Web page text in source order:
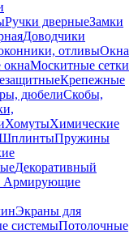
Ручки дверныеЗамки
Доводчики
отливыОкна
Москитные сетки
Крепежные
дюбелиСкобы,
ХомутыХимические
Пружины
Декоративный
Армирующие
Экраны для
системыПотолочные